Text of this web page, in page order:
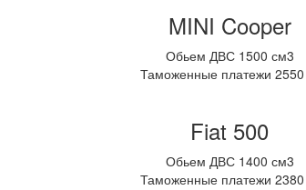
MINI Cooper
Обьем ДВС 1500 см3
Таможенные платежи 2550
Fiat 500
Обьем ДВС 1400 см3
Таможенные платежи 2380